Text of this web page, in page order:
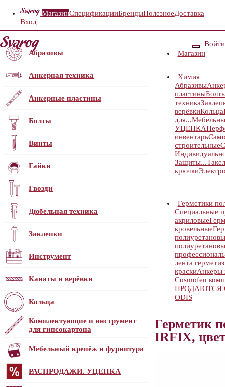
МагазинСпецификацииБрендыПолезноеДоставка
Вход
Войти
Абразивы
Анкерная техника
Анкерные пластины
Болты
Винты
Гайки
Гвозди
Дюбельная техника
Заклепки
Инструмент
Канаты и верёвки
Кольца
Комплектующие и инструмент
для гипсокартона
Мебельный крепёж и фурнитура
РАСПРОДАЖИ. УЦЕНКА
Магазин
Химия
Абразивы
пластины
техника
верёвкиКольца
для...
УЦЕНКА
инвентарь
строительные
Защиты...
крючки
Герметики
акриловые
кровельные
лента
краскиАнкеры
Cosmofen
ПРОДАЮТСЯ
ODIS
Герметик
IRFIX,